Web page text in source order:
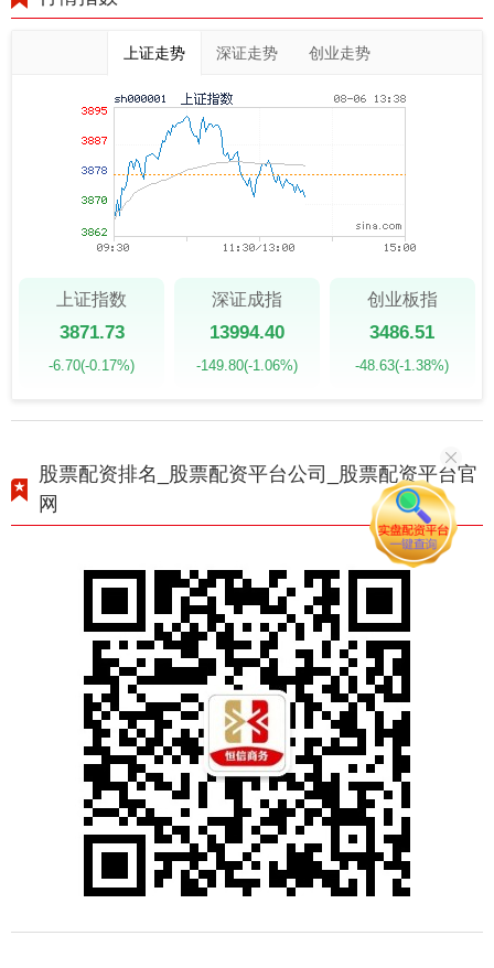
上证走势 深证走势 创业走势
上证指数
3871.73
-6.70(-0.17%)
深证成指
13994.40
-149.80(-1.06%)
创业板指
3486.51
-48.63(-1.38%)
股票配资排名_股票配资平台公司_股票配资平台官
网